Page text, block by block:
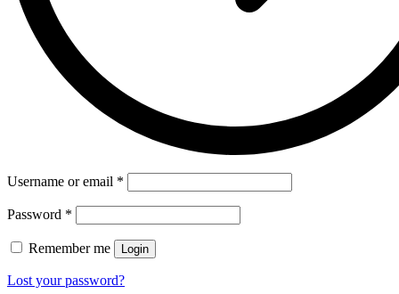
Username or email *
Password *
Remember me Login
Lost your password?